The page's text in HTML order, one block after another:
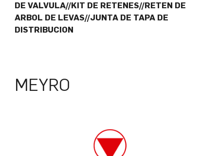
DE VALVULA//KIT DE RETENES//RETEN DE
ARBOL DE LEVAS//JUNTA DE TAPA DE
DISTRIBUCION
MEYRO